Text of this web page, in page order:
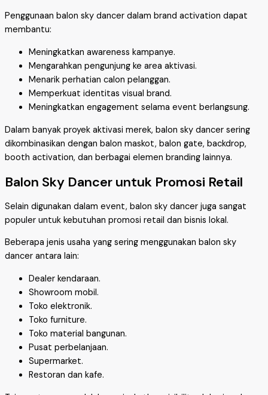
Penggunaan balon sky dancer dalam brand activation dapat
membantu:
Meningkatkan awareness kampanye.
Mengarahkan pengunjung ke area aktivasi.
Menarik perhatian calon pelanggan.
Memperkuat identitas visual brand.
Meningkatkan engagement selama event berlangsung.
Dalam banyak proyek aktivasi merek, balon sky dancer sering
dikombinasikan dengan balon maskot, balon gate, backdrop,
booth activation, dan berbagai elemen branding lainnya.
Balon Sky Dancer untuk Promosi Retail
Selain digunakan dalam event, balon sky dancer juga sangat
populer untuk kebutuhan promosi retail dan bisnis lokal.
Beberapa jenis usaha yang sering menggunakan balon sky
dancer antara lain:
Dealer kendaraan.
Showroom mobil.
Toko elektronik.
Toko furniture.
Toko material bangunan.
Pusat perbelanjaan.
Supermarket.
Restoran dan kafe.